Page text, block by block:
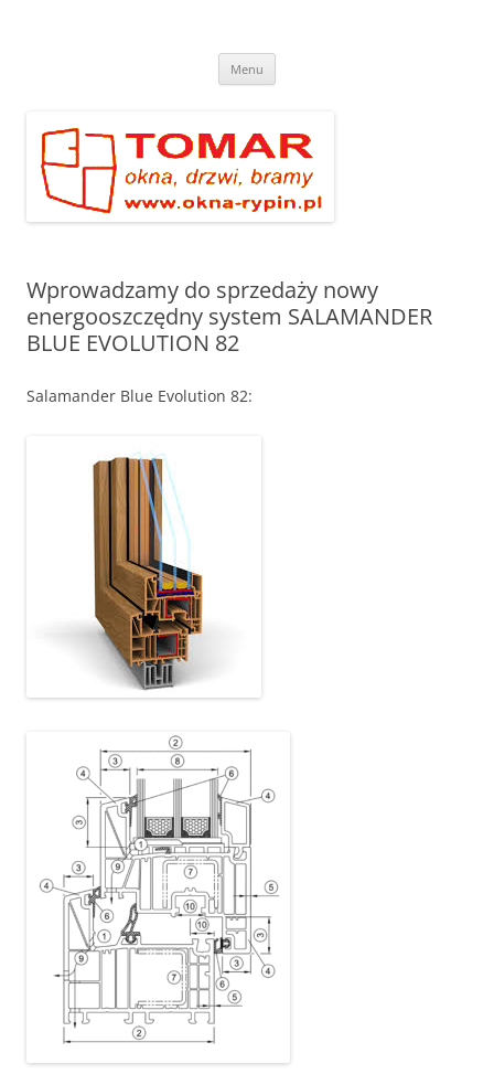
Menu
Wprowadzamy do sprzedaży nowy
energooszczędny system SALAMANDER
BLUE EVOLUTION 82
Salamander Blue Evolution 82: